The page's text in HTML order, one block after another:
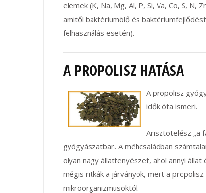
elemek (K, Na, Mg, Al, P, Si, Va, Co, S, N,
amitől baktériumölő és
felhasználás esetén).
A PROPOLISZ HATÁSA
A propolisz
idők óta ismeri.
Arisztotelész „a
gyógyászatban. A méhcsaládban
olyan nagy állattenyészet, ahol annyi
mégis ritkák a járványok, mert a
mikroorganizmusoktól.